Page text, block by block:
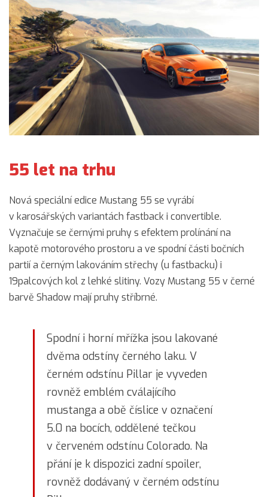
55 let na trhu
Nová speciální edice Mustang 55 se vyrábí
v karosářských variantách fastback i convertible.
Vyznačuje se černými pruhy s efektem prolínání na
kapotě motorového prostoru a ve spodní části bočních
partií a černým lakováním střechy (u fastbacku) i
19palcových kol z lehké slitiny. Vozy Mustang 55 v černé
barvě Shadow mají pruhy stříbrné.
Spodní i horní mřížka jsou lakované
dvěma odstíny černého laku. V
černém odstínu Pillar je vyveden
rovněž emblém cválajícího
mustanga a obě číslice v označení
5.0 na bocích, oddělené tečkou
v červeném odstínu Colorado. Na
přání je k dispozici zadní spoiler,
rovněž dodávaný v černém odstínu